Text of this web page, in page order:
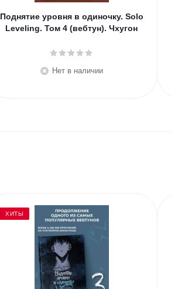
Поднятие уровня в одиночку. Solo
Leveling. Том 4 (вебтун). Чхугон
Нет в наличии
ХИТЫ